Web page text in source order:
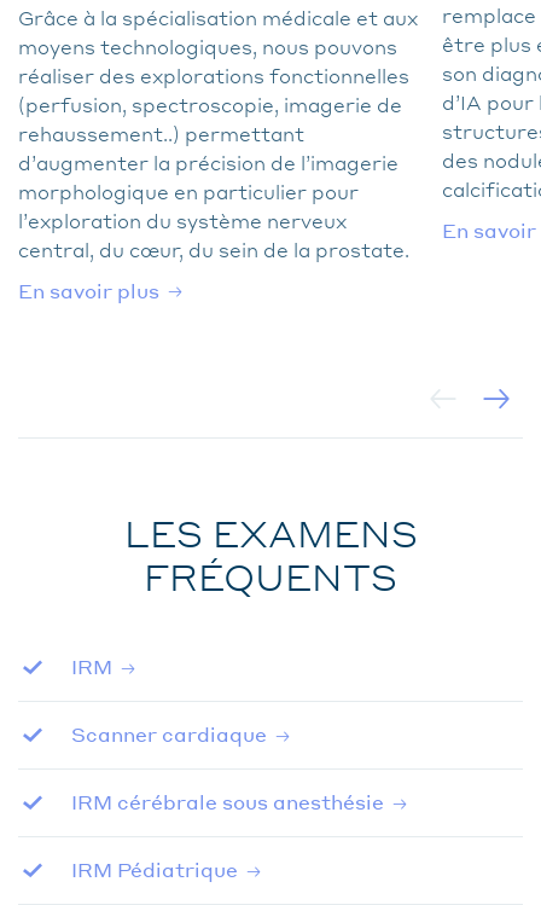
Grâce à la spécialisation médicale et aux
moyens technologiques, nous pouvons
réaliser des explorations fonctionnelles
(perfusion, spectroscopie, imagerie de
rehaussement..) permettant
d’augmenter la précision de l’imagerie
morphologique en particulier pour
l’exploration du système nerveux
central, du cœur, du sein de la prostate.
En savoir plus
remplace
être plus
son
d’IA
des
En
LES EXAMENS
FRÉQUENTS
IRM
Scanner cardiaque
IRM cérébrale sous anesthésie
IRM Pédiatrique